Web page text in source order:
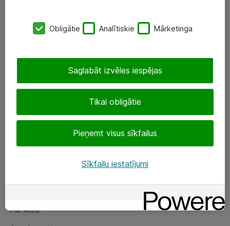
SIA „ATEA”
eShop@atea.lv
Sekojiet mums
Par Atea
Par Atea
Obligātie Analītiskie Mārketinga
Tikai obligātie
Pieņemt visus sīkfailus
Saglabāt izvēles iespējas
Sīkfailu iestatījumi